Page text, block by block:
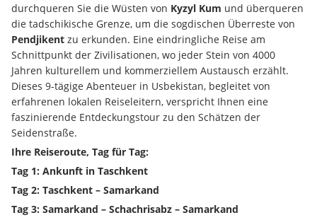
durchqueren Sie die Wüsten von Kyzyl Kum und überqueren
Pendjikent zu erkunden. Eine eindringliche Reise am
Schnittpunkt der Zivilisationen, wo jeder Stein von 4000
Jahren kulturellem und kommerziellem Austausch erzählt.
Dieses 9-tägige Abenteuer in Usbekistan, begleitet von
erfahrenen lokalen Reiseleitern, verspricht Ihnen eine
faszinierende Entdeckungstour zu den Schätzen der
Seidenstraße.
Ihre Reiseroute, Tag für Tag:
Tag 1: Ankunft in Taschkent
Tag 2: Taschkent – Samarkand
Tag 3: Samarkand – Schachrisabz – Samarkand